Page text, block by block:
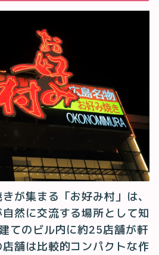
が集まる「お好み村」は、
然に交流する場所として知
てのビル内に約25店舗が軒
舗は比較的コンパクトな作